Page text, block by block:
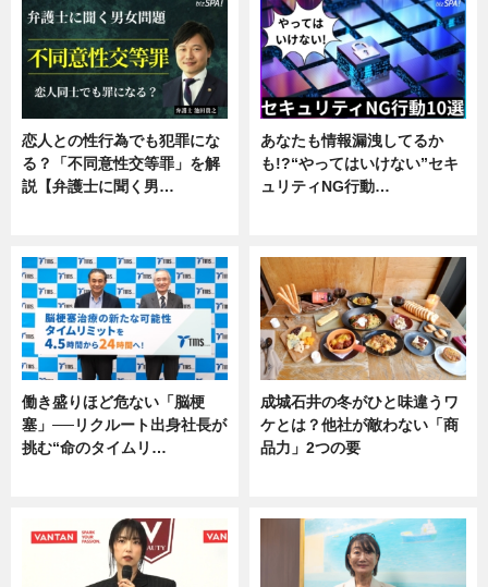
恋人との性行為でも犯罪にな
る？「不同意性交等罪」を解
説【弁護士に聞く男…
あなたも情報漏洩してるか
も!?“やってはいけない”セキ
ュリティNG行動…
働き盛りほど危ない「脳梗
塞」──リクルート出身社長が
挑む“命のタイムリ…
成城石井の冬がひと味違うワ
ケとは？他社が敵わない「商
品力」2つの要